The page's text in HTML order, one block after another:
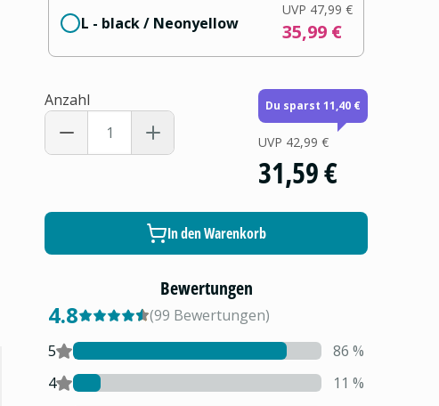
L - black / Neonyellow
UVP 47,99 €
35,99 €
Anzahl Du sparst 11,40 €
UVP 42,99 €
31,59 €
In den Warenkorb
Bewertungen
4.8 (99 Bewertungen)
5
86 %
4
11 %